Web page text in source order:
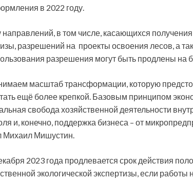
в 2022 году.
в том числе, касающихся получения
разрешений на проекты освоения лесов, а
разрешения могут быть продлены на
масштаб трансформации, которую
ещё более крепкой. Базовым принципом
свобода хозяйственной деятельности
и, конечно, поддержка бизнеса – от
Михаил Мишустин.
2023 года продлевается срок действия
экологической экспертизы, если работы